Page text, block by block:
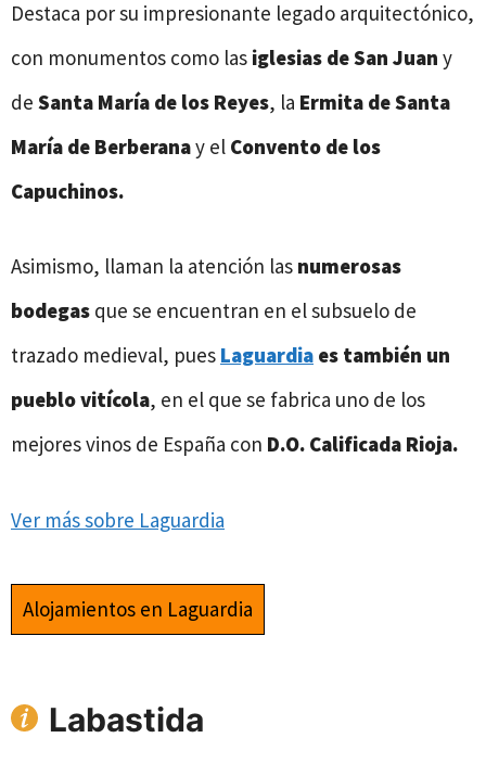
Destaca por su impresionante legado arquitectónico,
con monumentos como las iglesias de San Juan y
de Santa María de los Reyes, la Ermita de Santa
María de Berberanay el Convento de los
Capuchinos.
Asimismo, llaman la atención las numerosas
bodegas que se encuentran en el subsuelo de
trazado medieval, pues Laguardia es también un
pueblo vitícola, en el que se fabrica uno de los
mejores vinos de España con D.O. Calificada Rioja.
Ver más sobre Laguardia
Alojamientos en Laguardia
Labastida